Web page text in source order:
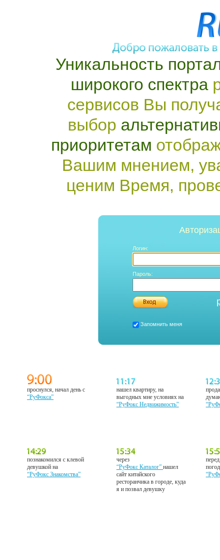
Уникальность
широкого спектра
сервисов Вы
выбор
приоритетам
Вашим мнением,
ценим Время,
Логин:
Пароль:
Запомнить меня
проснулся, начал день с
“РуФокса”
нашел квартиру, на
выгодных мне условиях на
“РуФокс Недвижимость”
познакомился с клевой
девушкой на
“РуФокс Знакомства”
через
“РуФокс Каталог”нашел
сайт китайского
ресторанчика в городе, куда
я и позвал девушку